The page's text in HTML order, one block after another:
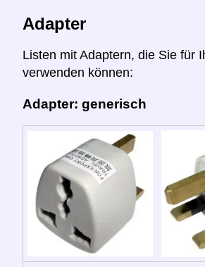
Adapter
Listen mit Adaptern, die Sie für
verwenden können:
Adapter: generisch